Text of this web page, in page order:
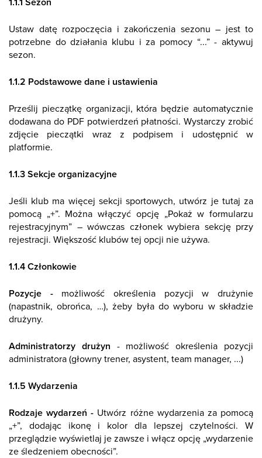
Ustaw datę rozpoczęcia i zakończenia sezonu – jest to
potrzebne do działania klubu i za pomocy “...” - aktywuj
sezon.
1.1.2 Podstawowe dane i ustawienia
Prześlij pieczątkę organizacji, która będzie automatycznie
dodawana do PDF potwierdzeń płatności. Wystarczy zrobić
zdjęcie pieczątki wraz z podpisem i udostępnić w
platformie.
1.1.3 Sekcje organizacyjne
Jeśli klub ma więcej sekcji sportowych, utwórz je tutaj za
pomocą „+”. Można włączyć opcję „Pokaż w formularzu
rejestracyjnym” – wówczas członek wybiera sekcję przy
rejestracji. Większość klubów tej opcji nie używa.
1.1.4 Członkowie
Pozycje - możliwość określenia pozycji w drużynie
(napastnik, obrońca, …), żeby była do wyboru w składzie
drużyny.
Administratorzy drużyn - możliwość określenia pozycji
administratora (głowny trener, asystent, team manager, ...)
1.1.5 Wydarzenia
Rodzaje wydarzeń - Utwórz różne wydarzenia za pomocą
„+”, dodając ikonę i kolor dla lepszej czytelności. W
przeglądzie wyświetlaj je zawsze i włącz opcję „wydarzenie
ze śledzeniem obecności”.